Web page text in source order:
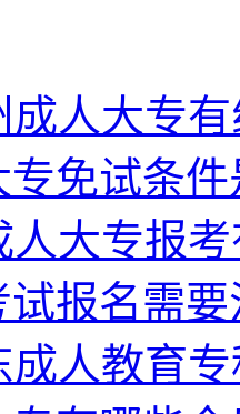
成人大专
专免试条
人大专报
试报名需
成人教育